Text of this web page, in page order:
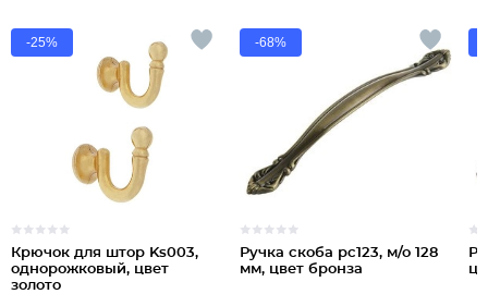
-25%
Крючок для штор Ks003,
однорожковый, цвет
золото
-68%
Ручка скоба рс123, м/о 128
мм, цвет бронза